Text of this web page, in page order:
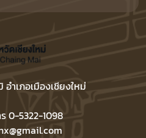
ำเภอเมืองเชียงใหม่
0-5322-1098